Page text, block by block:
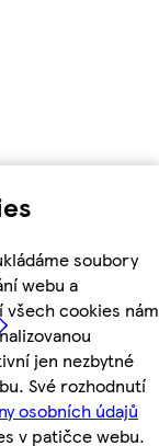
soubory
webu a
cookies nám
jen nezbytné
Své rozhodnutí
osobních údajů
v patičce webu.